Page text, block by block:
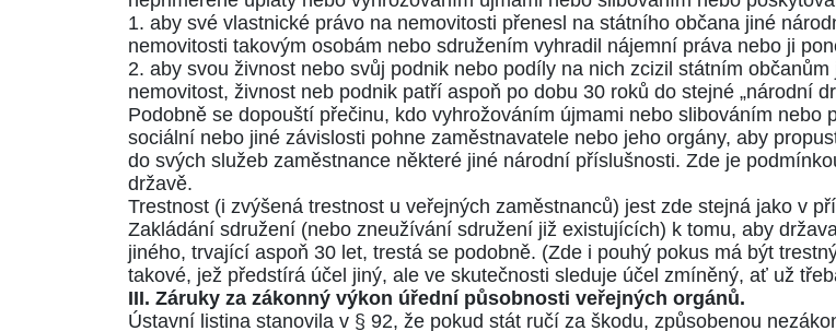
1. aby své vlastnické právo na nemovitosti přenesl na státního občana jiné
nemovitosti takovým osobám nebo sdružením vyhradil nájemní práva nebo ji
2. aby svou živnost nebo svůj podnik nebo podíly na nich zcizil státním
nemovitost, živnost neb podnik patří aspoň po dobu 30 roků do stejné „národní
Podobně se dopouští přečinu, kdo vyhrožováním újmami nebo slibováním
sociální nebo jiné závislosti pohne zaměstnavatele nebo jeho orgány, aby
do svých služeb zaměstnance některé jiné národní příslušnosti. Zde je
državě.
Trestnost (i zvýšená trestnost u veřejných zaměstnanců) jest zde stejná jako v
Zakládání sdružení (nebo zneužívání sdružení již existujících) k tomu, aby
jiného, trvající aspoň 30 let, trestá se podobně. (Zde i pouhý pokus má být
takové, jež předstírá účel jiný, ale ve skutečnosti sleduje účel zmíněný, ať už
III. Záruky za zákonný výkon úřední působnosti veřejných orgánů.
Ústavní listina stanovila v § 92, že pokud stát ručí za škodu, způsobenou